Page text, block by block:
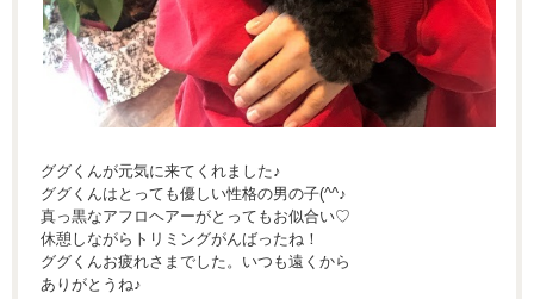
ググくんが元気に来てくれました♪
ググくんはとっても優しい性格の男の子(^^♪
真っ黒なアフロヘアーがとってもお似合い♡
休憩しながらトリミングがんばったね！
ググくんお疲れさまでした。いつも遠くから
ありがとうね♪